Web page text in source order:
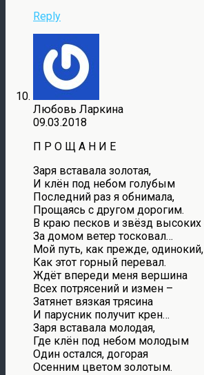
Reply
Любовь Ларкина
09.03.2018
П Р О Щ А Н И Е
Заря вставала золотая,
И клён под небом голубым
Последний раз я обнимала,
Прощаясь с другом дорогим.
В краю песков и звёзд высоких
За домом ветер тосковал…
Мой путь, как прежде, одинокий,
Как этот горный перевал.
Ждёт впереди меня вершина
Всех потрясений и измен –
Затянет вязкая трясина
И парусник получит крен…
Заря вставала молодая,
Где клён под небом молодым
Один остался, догорая
Осенним цветом золотым.